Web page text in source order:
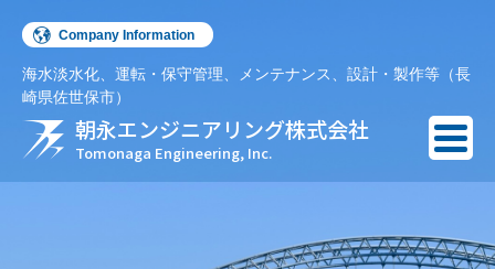
Company Information
English
Español
朝永エンジニアリング株式会社
Tomonaga Engineering, Inc.
海水淡水化、運転・保守管理、メンテナンス、設計・製作等（長
崎県佐世保市）